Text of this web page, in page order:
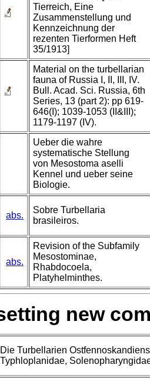
Tierreich, Eine
Zusammenstellung und
Kennzeichnung der
rezenten Tierformen Heft
35/1913]
Material on the turbellarian
fauna of Russia I, II, III, IV.
Bull. Acad. Sci. Russia, 6th
Series, 13 (part 2): pp 619-
646(I); 1039-1053 (II&III);
1179-1197 (IV).
Ueber die wahre
systematische Stellung
von Mesostoma aselli
Kennel und ueber seine
Biologie.
abs.
Sobre Turbellaria
brasileiros.
abs.
Revision of the Subfamily
Mesostominae,
Rhabdocoela,
Platyhelminthes.
new
Die Turbellarien
Typhloplanidae,